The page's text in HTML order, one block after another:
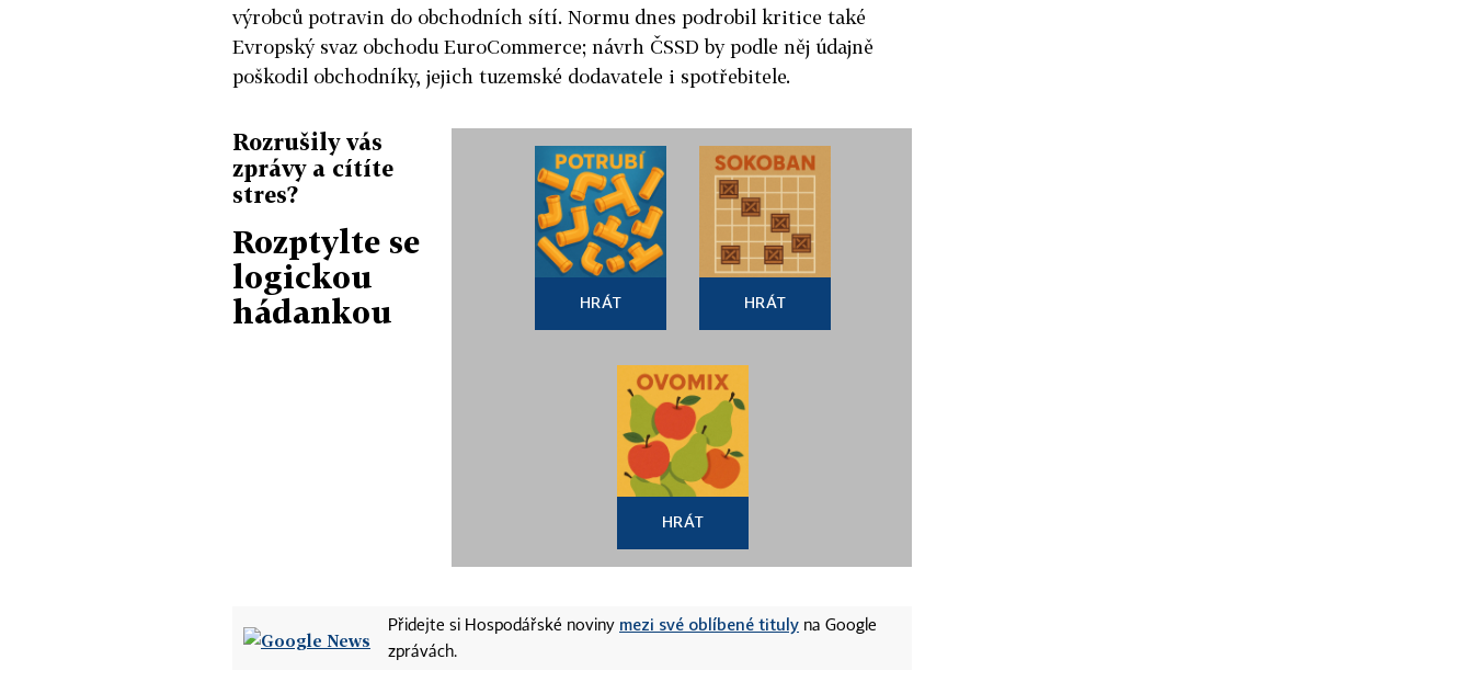
výrobců potravin do obchodních sítí. Normu dnes podrobil kritice také
Evropský svaz obchodu EuroCommerce; návrh ČSSD by podle něj údajně
poškodil obchodníky, jejich tuzemské dodavatele i spotřebitele.
Rozrušily vás
zprávy a cítíte
stres?
Rozptylte se
logickou
hádankou
HRÁT HRÁT
HRÁT
Přidejte si Hospodářské noviny mezi své oblíbené tituly na Google
zprávách.